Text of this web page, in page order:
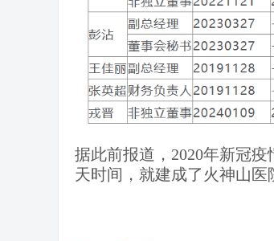
据此前报道，2020年新冠
天时间，就建成了火神山医